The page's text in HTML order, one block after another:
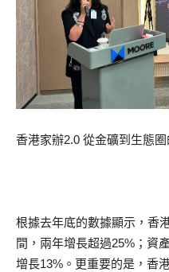
香港家辦2.0 從金礦到生態
根據去年底的數據顯示，香
間，兩年增長超過25%；資
增長13%。更重要的是，香